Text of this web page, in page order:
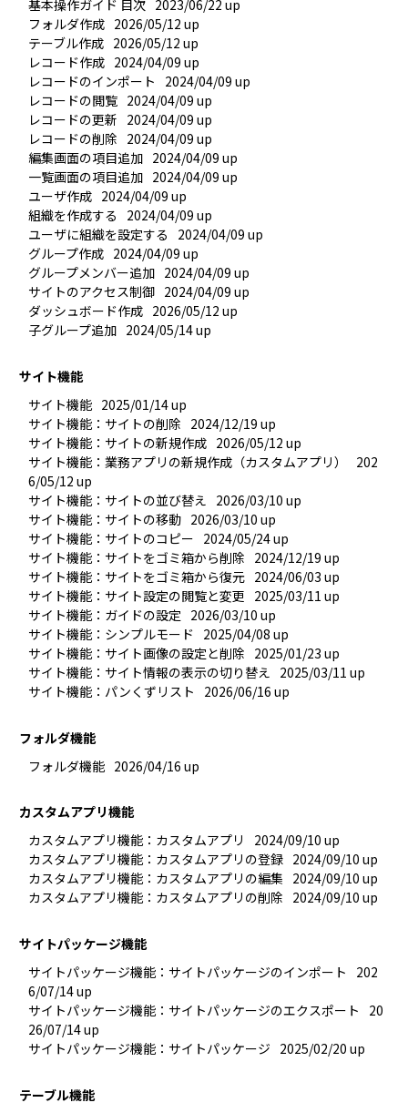
基本操作ガイド 目次 2023/06/22 up
フォルダ作成 2026/05/12 up
テーブル作成 2026/05/12 up
レコード作成 2024/04/09 up
レコードのインポート
2024/04/09 up
レコードの閲覧 2024/04/09 up
レコードの更新 2024/04/09 up
レコードの削除 2024/04/09 up
編集画面の項目追加 2024/04/09 up
一覧画面の項目追加 2024/04/09 up
ユーザ作成 2024/04/09 up
組織を作成する
2024/04/09 up
ユーザに組織を設定する
2024/04/09 up
グループ作成 2024/04/09 up
グループメンバー追加 2024/04/09 up
サイトのアクセス制御 2024/04/09 up
ダッシュボード作成 2026/05/12 up
子グループ追加 2024/05/14 up
サイト機能
サイト機能 2025/01/14 up
サイト機能：サイトの削除 2024/12/19 up
サイト機能：サイトの新規作成 2026/05/12 up
サイト機能：業務アプリの新規作成（カスタムアプリ）
202
6/05/12 up
サイト機能：サイトの並び替え 2026/03/10 up
サイト機能：サイトの移動 2026/03/10 up
サイト機能：サイトのコピー 2024/05/24 up
サイト機能：サイトをゴミ箱から削除 2024/12/19 up
サイト機能：サイトをゴミ箱から復元 2024/06/03 up
サイト機能：サイト設定の閲覧と変更 2025/03/11 up
サイト機能：ガイドの設定 2026/03/10 up
サイト機能：シンプルモード 2025/04/08 up
サイト機能：サイト画像の設定と削除 2025/01/23 up
サイト機能：サイト情報の表示の切り替え 2025/03/11 up
サイト機能：パンくずリスト
2026/06/16 up
フォルダ機能
フォルダ機能 2026/04/16 up
カスタムアプリ機能
カスタムアプリ機能：カスタムアプリ
2024/09/10 up
カスタムアプリ機能：カスタムアプリの登録 2024/09/10 up
カスタムアプリ機能：カスタムアプリの編集 2024/09/10 up
カスタムアプリ機能：カスタムアプリの削除 2024/09/10 up
サイトパッケージ機能
サイトパッケージ機能：サイトパッケージのインポート
202
6/07/14 up
サイトパッケージ機能：サイトパッケージのエクスポート
20
26/07/14 up
サイトパッケージ機能：サイトパッケージ 2025/02/20 up
テーブル機能